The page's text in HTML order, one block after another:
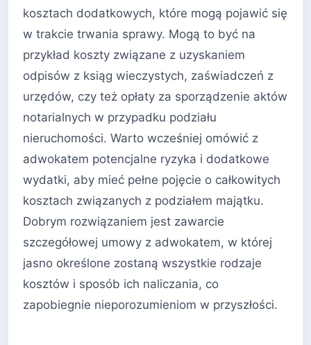
kosztach dodatkowych, które mogą pojawić się
w trakcie trwania sprawy. Mogą to być na
przykład koszty związane z uzyskaniem
odpisów z ksiąg wieczystych, zaświadczeń z
urzędów, czy też opłaty za sporządzenie aktów
notarialnych w przypadku podziału
nieruchomości. Warto wcześniej omówić z
adwokatem potencjalne ryzyka i dodatkowe
wydatki, aby mieć pełne pojęcie o całkowitych
kosztach związanych z podziałem majątku.
Dobrym rozwiązaniem jest zawarcie
szczegółowej umowy z adwokatem, w której
jasno określone zostaną wszystkie rodzaje
kosztów i sposób ich naliczania, co
zapobiegnie nieporozumieniom w przyszłości.